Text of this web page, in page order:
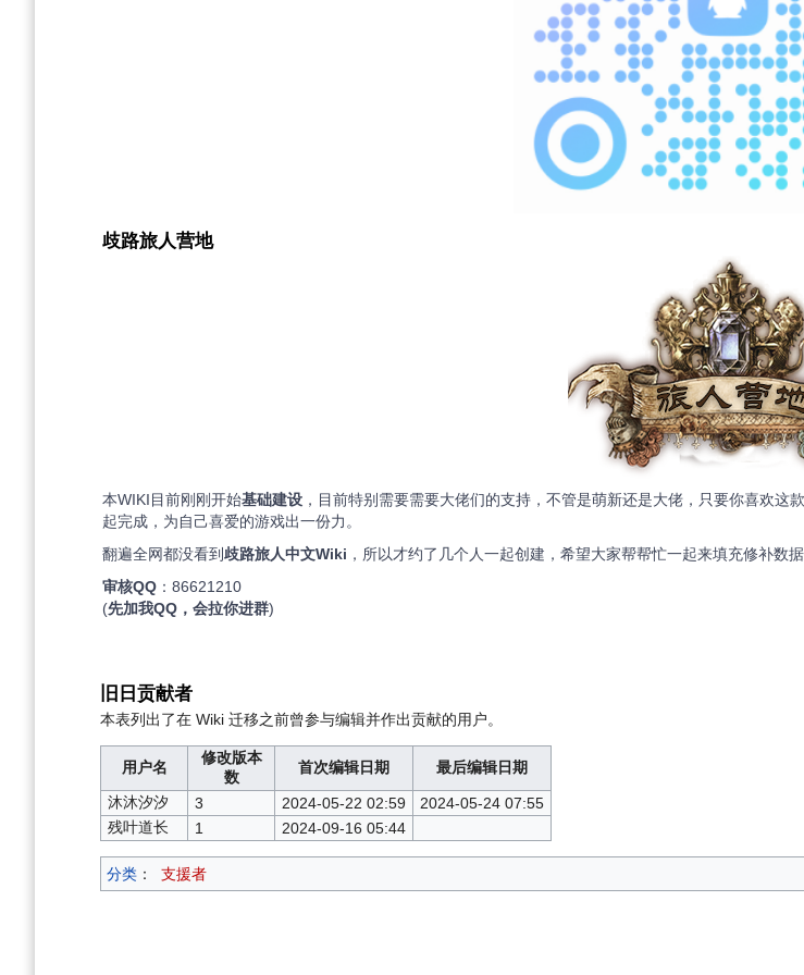
歧路旅人营地
本WIKI目前刚刚开始基础建设 ，目前特别需要需要大佬们的支持，不管是萌新还是大佬，只要你喜欢
起完成，为自己喜爱的游戏出一份力。
翻遍全网都没看到歧路旅人中文Wiki ，所以才约了几个人一起创建，希望大家帮帮忙一起来填充修补数据
审核QQ ：86621210
(先加我QQ，会拉你进群)
旧日贡献者
本表列出了在 Wiki 迁移之前曾参与编辑并作出贡献的用户。
用户名
修改版本
数
首次编辑日期
最后编辑日期
沐沐汐汐
3 2024-05-22 02:59
2024-05-24 07:55
残叶道长
1 2024-09-16 05:44
分类 ： 支援者